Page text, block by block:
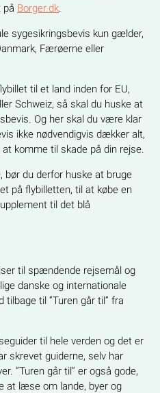
på Borger.dk.
sygesikringsbevis kun gælder,
Færøerne eller
til et land inden for EU,
Schweiz, så skal du huske at
Og her skal du være klar
ikke nødvendigvis dækker alt,
komme til skade på din rejse.
bør du derfor huske at bruge
på flybilletten, til at købe en
til det blå
til spændende rejsemål og
danske og internationale
tilbage til ”Turen går til” fra
til hele verden og det er
skrevet guiderne, selv har
”Turen går til” er også gode,
at læse om lande, byer og